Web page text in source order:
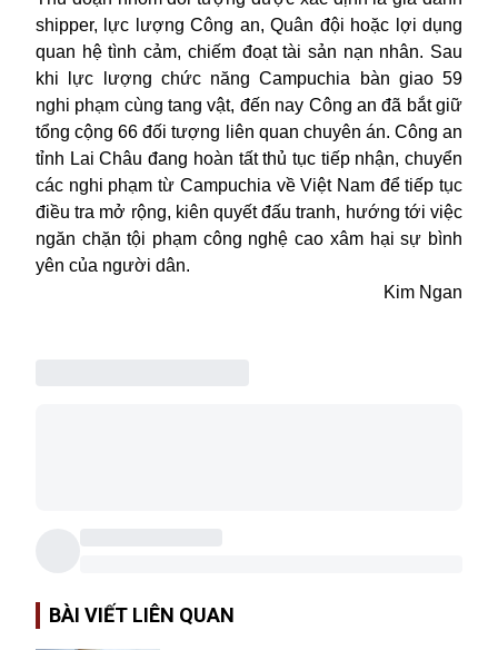
shipper, lực lượng Công an, Quân đội hoặc lợi dụng
quan hệ tình cảm, chiếm đoạt tài sản nạn nhân. Sau
khi lực lượng chức năng Campuchia bàn giao 59
nghi phạm cùng tang vật, đến nay Công an đã bắt giữ
tổng cộng 66 đối tượng liên quan chuyên án. Công an
tỉnh Lai Châu đang hoàn tất thủ tục tiếp nhận, chuyển
các nghi phạm từ Campuchia về Việt Nam để tiếp tục
điều tra mở rộng, kiên quyết đấu tranh, hướng tới việc
ngăn chặn tội phạm công nghệ cao xâm hại sự bình
yên của người dân.
Kim Ngan
BÀI VIẾT LIÊN QUAN